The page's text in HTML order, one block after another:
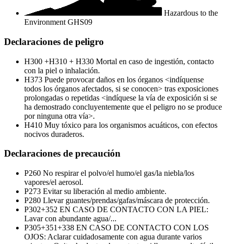
Hazardous to the
Environment GHS09
Declaraciones de peligro
H300 +H310 + H330 Mortal en caso de ingestión, contacto
con la piel o inhalación.
H373 Puede provocar daños en los órganos <indíquense
todos los órganos afectados, si se conocen> tras exposiciones
prolongadas o repetidas <indíquese la vía de exposición si se
ha demostrado concluyentemente que el peligro no se produce
por ninguna otra vía>.
H410 Muy tóxico para los organismos acuáticos, con efectos
nocivos duraderos.
Declaraciones de precaución
P260 No respirar el polvo/el humo/el gas/la niebla/los
vapores/el aerosol.
P273 Evitar su liberación al medio ambiente.
P280 Llevar guantes/prendas/gafas/máscara de protección.
P302+352 EN CASO DE CONTACTO CON LA PIEL:
Lavar con abundante agua/...
P305+351+338 EN CASO DE CONTACTO CON LOS
OJOS: Aclarar cuidadosamente con agua durante varios